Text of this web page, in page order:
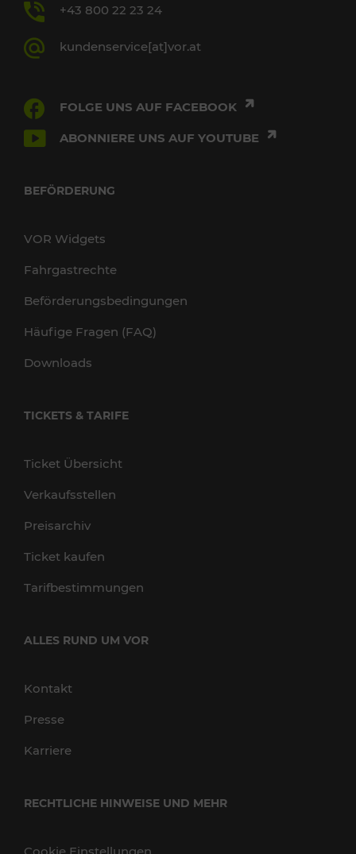
+43 800 22 23 24
kundenservice[at]vor.at
FOLGE UNS AUF FACEBOOK
ABONNIERE UNS AUF YOUTUBE
BEFÖRDERUNG
VOR Widgets
Fahrgastrechte
Beförderungsbedingungen
Häufige Fragen (FAQ)
Downloads
TICKETS & TARIFE
Ticket Übersicht
Verkaufsstellen
Preisarchiv
Ticket kaufen
Tarifbestimmungen
ALLES RUND UM VOR
Kontakt
Presse
Karriere
RECHTLICHE HINWEISE UND MEHR